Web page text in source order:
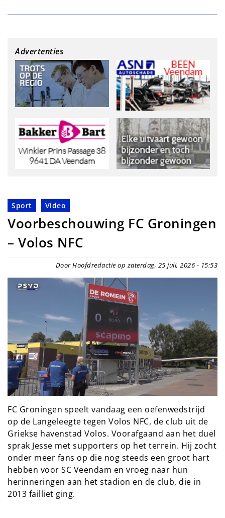
Advertenties
Sport Video
Voorbeschouwing FC Groningen
– Volos NFC
Door Hoofdredactie op zaterdag, 25 juli, 2026 - 15:53
FC Groningen speelt vandaag een oefenwedstrijd
op de Langeleegte tegen Volos NFC, de club uit de
Griekse havenstad Volos. Voorafgaand aan het duel
sprak Jesse met supporters op het terrein. Hij zocht
onder meer fans op die nog steeds een groot hart
hebben voor SC Veendam en vroeg naar hun
herinneringen aan het stadion en de club, die in
2013 failliet ging.